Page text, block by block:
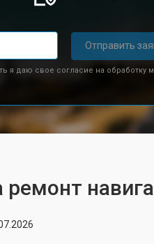
Отправить
я даю свое согласие на обработку
ремонт